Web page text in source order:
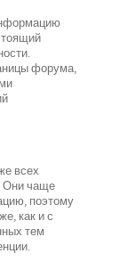
форума,
всех
Они чаще
поэтому
как и с
тем